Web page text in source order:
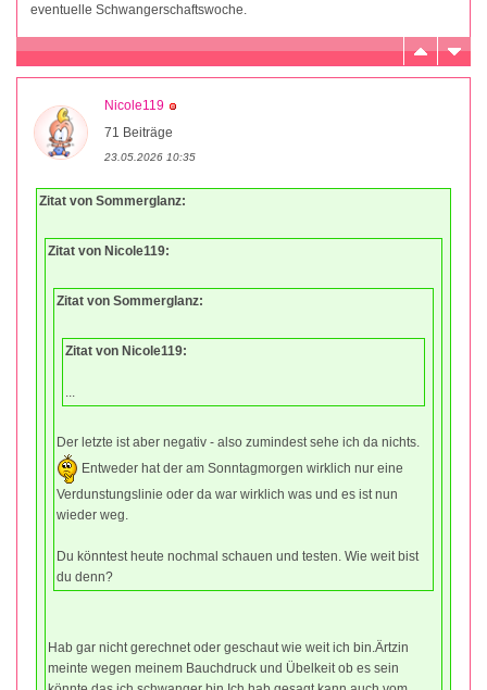
eventuelle Schwangerschaftswoche.
Nicole119
71 Beiträge
23.05.2026 10:35
Zitat von Sommerglanz:
Zitat von Nicole119:
Zitat von Sommerglanz:
Zitat von Nicole119:
Der letzte ist aber negativ - also zumindest sehe ich da nichts.
Entweder hat der am Sonntagmorgen wirklich nur eine
Verdunstungslinie oder da war wirklich was und es ist nun
wieder weg.
Du könntest heute nochmal schauen und testen. Wie weit bist
du denn?
Hab gar nicht gerechnet oder geschaut wie weit ich bin.Ärtzin
meinte wegen meinem Bauchdruck und Übelkeit ob es sein